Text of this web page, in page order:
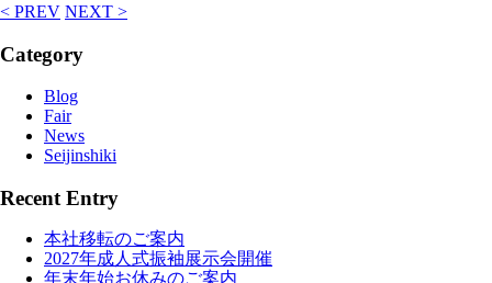
< PREV NEXT >
Category
Blog
Fair
News
Seijinshiki
Recent Entry
本社移転のご案内
2027年成人式振袖展示会開催
年末年始お休みのご案内